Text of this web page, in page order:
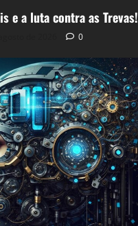
e a luta contra as Trevas!
0